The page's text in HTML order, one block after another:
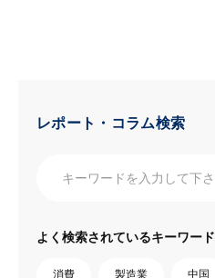
レポート・コラム検索
よく検索されているキーワード
消費 製造業 中国